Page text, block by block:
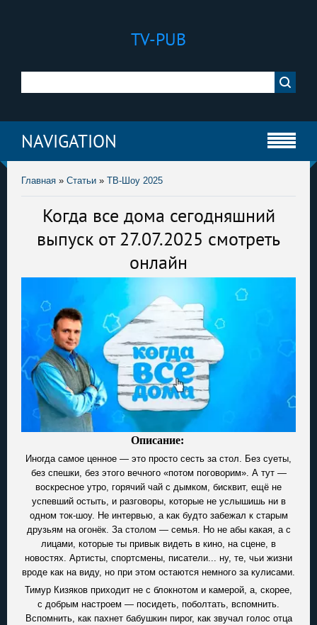
TV-PUB
NAVIGATION
Главная » Статьи » ТВ-Шоу 2025
Когда все дома сегодняшний
выпуск от 27.07.2025 смотреть
онлайн
Описание:
Иногда самое ценное — это просто сесть за стол. Без суеты,
без спешки, без этого вечного «потом поговорим». А тут —
воскресное утро, горячий чай с дымком, бисквит, ещё не
успевший остыть, и разговоры, которые не услышишь ни в
одном ток-шоу. Не интервью, а как будто забежал к старым
друзьям на огонёк. За столом — семья. Но не абы какая, а с
лицами, которые ты привык видеть в кино, на сцене, в
новостях. Артисты, спортсмены, писатели... ну, те, чьи жизни
вроде как на виду, но при этом остаются немного за кулисами.
Тимур Кизяков приходит не с блокнотом и камерой, а, скорее,
с добрым настроем — посидеть, поболтать, вспомнить.
Вспомнить, как пахнет бабушкин пирог, как звучал голос отца